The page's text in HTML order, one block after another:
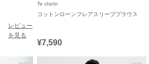
レビュー
を見る
Te chichi
コットンローンフレアスリーブブラウス
¥7,590